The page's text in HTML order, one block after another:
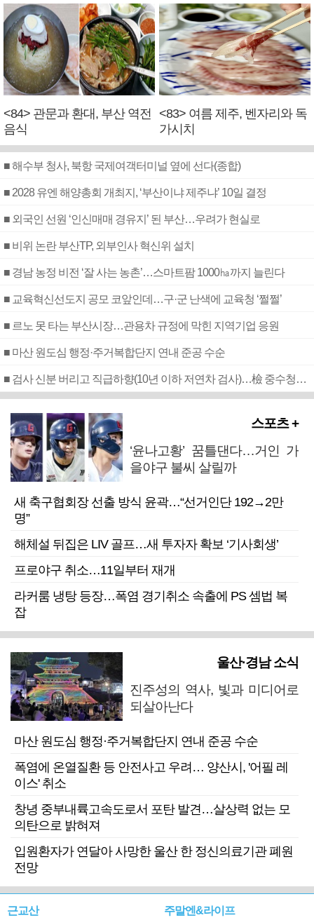
<84> 관문과 환대, 부산 역전
음식
<83> 여름 제주, 벤자리와 독
가시치
■ 해수부 청사, 북항 국제여객터미널 옆에 선다(종합)
■ 2028 유엔 해양총회 개최지, ‘부산이냐 제주냐’ 10일 결정
■ 외국인 선원 ‘인신매매 경유지’ 된 부산…우려가 현실로
■ 비위 논란 부산TP, 외부인사 혁신위 설치
■ 경남 농정 비전 ‘잘 사는 농촌’…스마트팜 1000㏊까지 늘린다
■ 교육혁신선도지 공모 코앞인데…구·군 난색에 교육청 ‘쩔쩔’
■ 르노 못 타는 부산시장…관용차 규정에 막힌 지역기업 응원
■ 마산 원도심 행정·주거복합단지 연내 준공 수순
■ 검사 신분 버리고 직급하향(10년 이하 저연차 검사)…檢 중수청행 기피
스포츠 +
‘윤나고황’ 꿈틀댄다…거인 가
을야구 불씨 살릴까
새 축구협회장 선출 방식 윤곽…“선거인단 192→2만
명”
해체설 뒤집은 LIV 골프…새 투자자 확보 ‘기사회생’
프로야구 취소…11일부터 재개
라커룸 냉탕 등장…폭염 경기취소 속출에 PS 셈법 복
잡
울산·경남 소식
진주성의 역사, 빛과 미디어로
되살아난다
마산 원도심 행정·주거복합단지 연내 준공 수순
폭염에 온열질환 등 안전사고 우려… 양산시, '어필 레
이스' 취소
창녕 중부내륙고속도로서 포탄 발견…살상력 없는 모
의탄으로 밝혀져
입원환자가 연달아 사망한 울산 한 정신의료기관 폐원
전망
근교산 주말엔&라이프